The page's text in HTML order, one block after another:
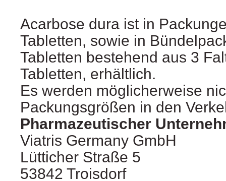
Acarbose dura ist in
Tabletten, sowie in
Tabletten bestehend aus 3
Tabletten, erhältlich.
Es werden möglicherweise
Packungsgrößen in den
Pharmazeutischer
Viatris Germany GmbH
Lütticher Straße 5
53842 Troisdorf